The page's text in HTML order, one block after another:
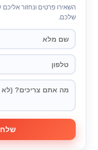
השאירו פרטים ונחזור
שלכם.